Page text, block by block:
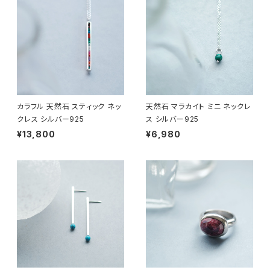
カラフル 天然石 スティック ネッ
クレス シルバー925
¥13,800
天然石 マラカイト ミニ ネックレ
ス シルバー925
¥6,980